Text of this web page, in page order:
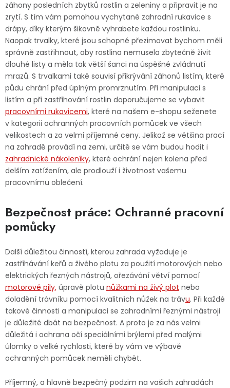
Výprodej
Značky
Jaký je aktuální stav mé objednávky?
Velkoobchodní spolupráce (B2B) Prodejna nářadí
Servis nářadí Hodnocení obchodu
Doprava a platba
PODPORA
Obchodní podmínky Reklamační řád
Podmínky ochrany osobních údajů
záhony posledních zbytků rostlin a zeleniny a připravit je na
zrytí. S tím vám pomohou vychytané zahradní rukavice s
drápy, díky kterým šikovně vyhrabete každou rostlinku.
Naopak trvalky, které jsou schopné přezimovat bychom měli
správně zastřihnout, aby rostlina nemusela zbytečně živit
dlouhé listy a měla tak větší šanci na úspěšné zvládnutí
mrazů. S trvalkami také souvisí přikrývání záhonů listím, které
půdu chrání před úplným promrznutím. Při manipulaci s
listím a při zastřihování rostlin doporučujeme se vybavit
pracovními rukavicemi, které na našem e-shopu seženete
v kategorii ochranných pracovních pomůcek ve všech
velikostech a za velmi příjemné ceny. Jelikož se většina prací
na zahradě provádí na zemi, určitě se vám budou hodit i
zahradnické nákoleníky, které ochrání nejen kolena před
delším zatížením, ale prodlouží i životnost vašemu
pracovnímu oblečení.
Bezpečnost práce: Ochranné pracovní
pomůcky
Další důležitou činností, kterou zahrada vyžaduje je
zastřihávání keřů a živého plotu za použití motorových nebo
elektrických řezných nástrojů, ořezávání větví pomocí
motorové pily, úpravě plotu nůžkami na živý plot nebo
doladění trávníku pomocí kvalitních nůžek na trávu. Při každé
takové činnosti a manipulaci se zahradními řeznými nástroji
je důležité dbát na bezpečnost. A proto je za nás velmi
důležitá i ochrana očí speciálními brýlemi před malými
úlomky o velké rychlosti, které by vám ve výbavě
ochranných pomůcek neměli chybět.
Příjemný, a hlavně bezpečný podzim na vašich zahradách